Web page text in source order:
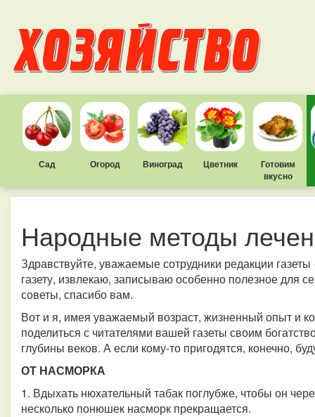
Сад Огород Виноград Цветник
Готовим
вкусно
Народные методы
Здравствуйте, уважаемые сотрудники редакции
газету, извлекаю, записываю особенно полезное для
советы, спасибо вам.
Вот и я, имея уважаемый возраст, жизненный опыт и
поделиться с читателями вашей газеты своим
глубины веков. А если кому-то пригодятся, конечно,
ОТ НАСМОРКА
1. Вдыхать нюхательный табак поглубже, чтобы он
несколько понюшек насморк прекращается.